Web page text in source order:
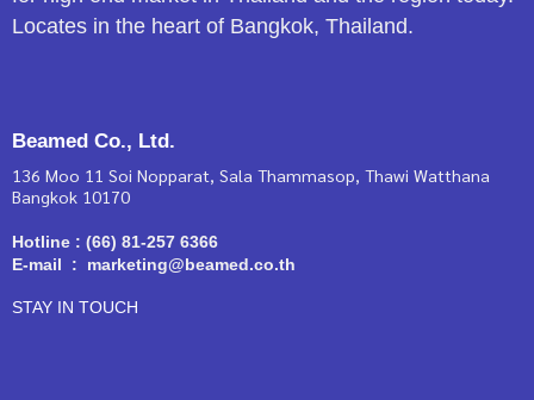
Locates in the heart of Bangkok, Thailand.
Beamed Co., Ltd.
136 Moo 11 Soi Nopparat, Sala Thammasop, Thawi Watthana
Bangkok 10170
Hotline : (66) 81-257 6366
E-mail : marketing@beamed.co.th
STAY IN TOUCH